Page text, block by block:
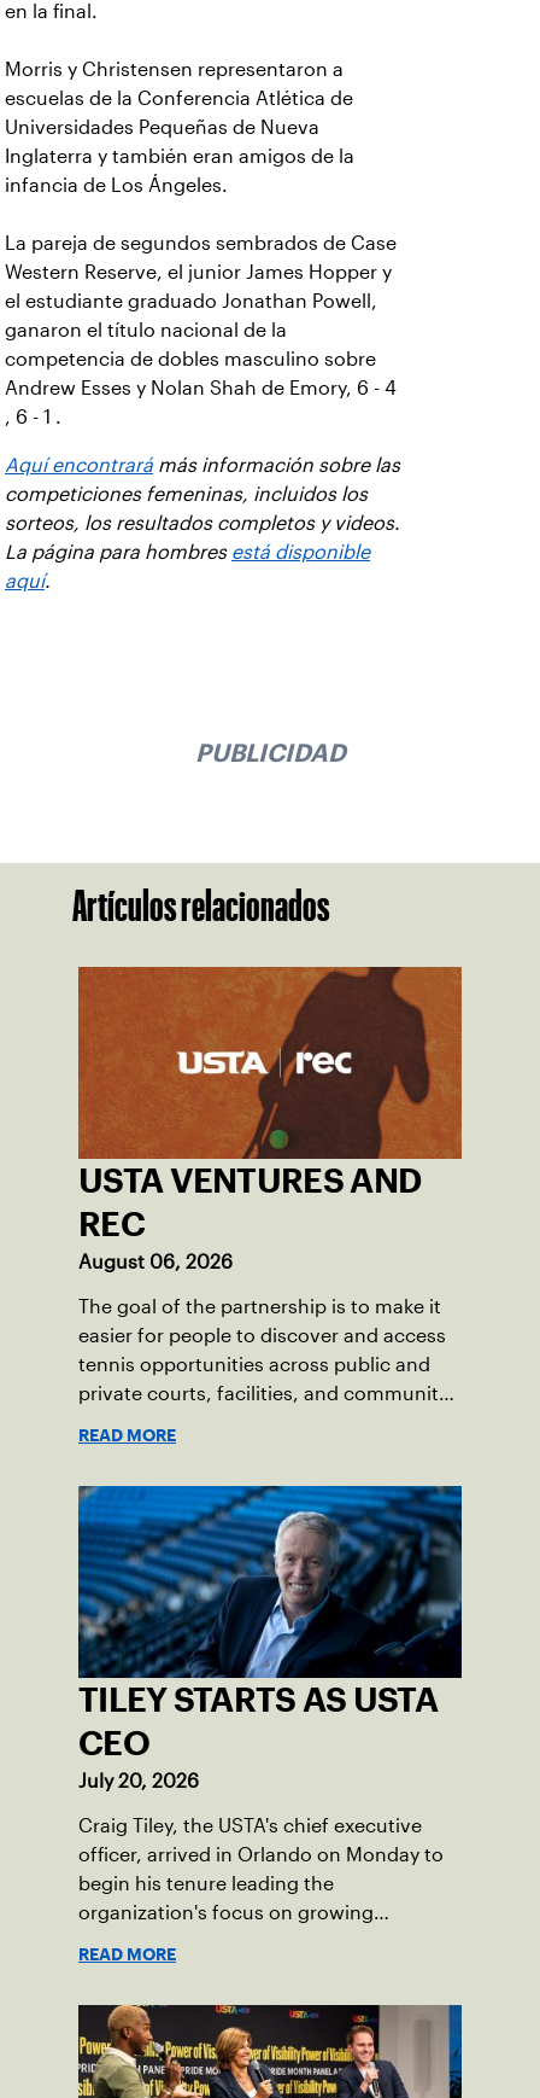
en la final.
Morris y Christensen representaron a
escuelas de la Conferencia Atlética de
Universidades Pequeñas de Nueva
Inglaterra y también eran amigos de la
infancia de Los Ángeles.
La pareja de segundos sembrados de Case
Western Reserve, el junior James Hopper y
el estudiante graduado Jonathan Powell,
ganaron el título nacional de la
competencia de dobles masculino sobre
Andrew Esses y Nolan Shah de Emory, 6 - 4
, 6 - 1 .
Aquí encontrará más información sobre las
competiciones femeninas, incluidos los
sorteos, los resultados completos y videos.
La página para hombres está disponible
aquí.
PUBLICIDAD
Artículos relacionados
USTA VENTURES AND
REC
August 06, 2026
The goal of the partnership is to make it
easier for people to discover and access
tennis opportunities across public and
private courts, facilities, and community
READ MORE
TILEY STARTS AS USTA
CEO
July 20, 2026
Craig Tiley, the USTA's chief executive
officer, arrived in Orlando on Monday to
begin his tenure leading the
organization's focus on growing
READ MORE